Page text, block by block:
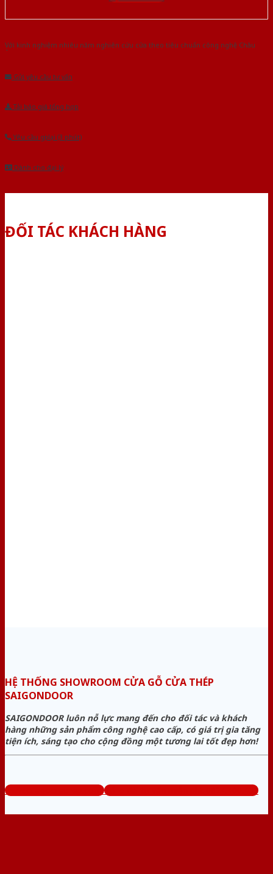
Với kinh nghiệm nhiêu năm nghiên cứu cửa theo tiêu chuẩn công nghệ Châu
Gửi yêu cầu tư vấn
Tải báo giá tổng hợp
Yêu cầu gọi lại (3 phút)
Dành cho đại lý
ĐỐI TÁC KHÁCH HÀNG
HỆ THỐNG SHOWROOM CỬA GỖ CỬA THÉP
SAIGONDOOR
SAIGONDOOR luôn nỗ lực mang đến cho đối tác và khách
hàng những sản phẩm công nghệ cao cấp, có giá trị gia tăng
tiện ích, sáng tạo cho cộng đồng một tương lai tốt đẹp hơn!
www.cuagocuathep.com Tổng đài tư vấn miễn phí: 0824.400.400